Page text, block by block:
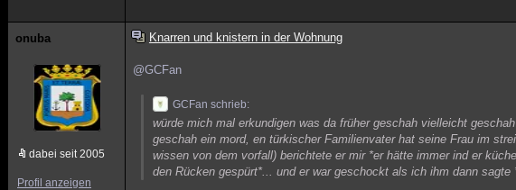
onuba
dabei seit 2005
Profil anzeigen
Knarren und knistern in der Wohnung
@GCFan
GCFan schrieb:
würde mich mal erkundigen was da früher geschah vielleicht
geschah ein mord, en türkischer Familienvater hat seine Frau im
wissen von dem vorfall) berichtete er mir *er hätte immer ind er
den Rücken gespürt*... und er war geschockt als ich ihm dann